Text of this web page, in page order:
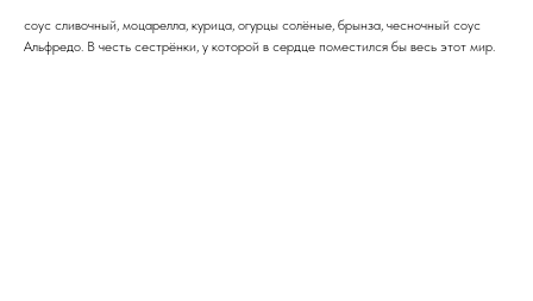
соус сливочный, моцарелла, курица, огурцы солёные, брынза, чесночный соус
Альфредо. В честь сестрёнки, у которой в сердце поместился бы весь этот мир.